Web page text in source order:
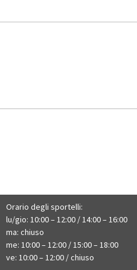
Orario degli sportelli:
lu/gio: 10:00 – 12:00 / 14:00 – 16:00
ma: chiuso
me: 10:00 – 12:00 / 15:00 – 18:00
ve: 10:00 – 12:00 / chiuso